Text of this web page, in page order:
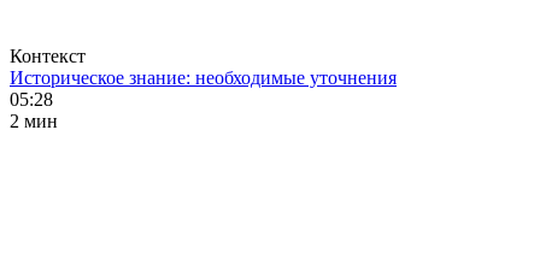
Контекст
Историческое знание: необходимые уточнения
05:28
2 мин